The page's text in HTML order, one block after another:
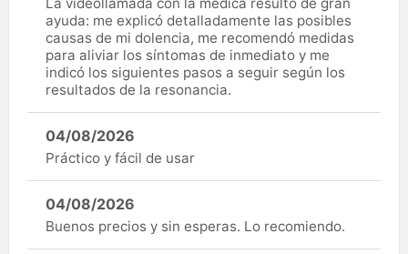
ayuda: me explicó detalladamente las posibles
causas de mi dolencia, me recomendó medidas
para aliviar los síntomas de inmediato y me
indicó los siguientes pasos a seguir según los
resultados de la resonancia.
04/08/2026
Práctico y fácil de usar
04/08/2026
Buenos precios y sin esperas. Lo recomiendo.